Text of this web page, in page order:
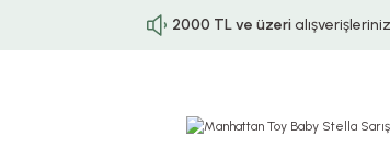
2000 TL ve üzeri